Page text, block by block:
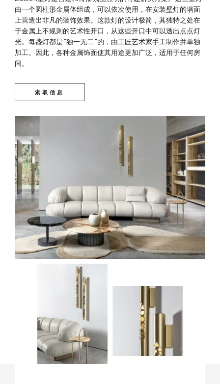
由一个圆柱形金属体组成，可以依次使用，在安装壁灯的墙面
上营造出非凡的装饰效果。这款灯的设计极简，其独特之处在
于金属上不规则的艺术性开口，从这些开口中可以透出点点灯
光。每盏灯都是 "独一无二 "的，由工匠艺术家手工制作并单独
加工。因此，各种金属饰面使其用途更加广泛，适用于任何房
间。
索取信息